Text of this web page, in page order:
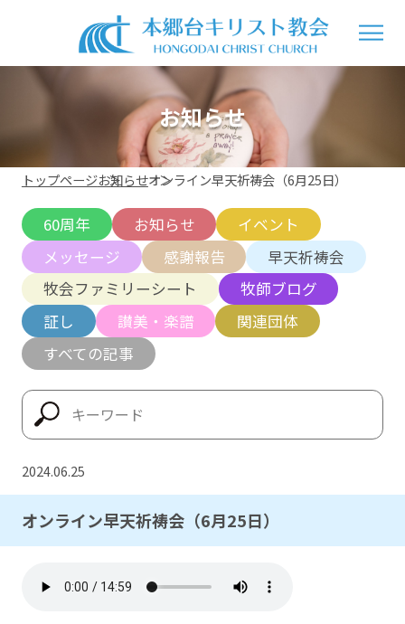
お知らせ
トップページお知らせオンライン早天祈祷会（6月25日）
60周年 お知らせ
イベント
メッセージ
感謝報告
早天祈祷会
牧会ファミリーシート
牧師ブログ
証し
讃美・楽譜
関連団体
すべての記事
2024.06.25
オンライン早天祈祷会（6月25日）